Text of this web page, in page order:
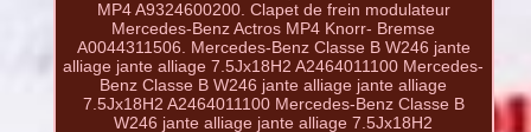
MP4 A9324600200. Clapet de frein modulateur
Mercedes-Benz Actros MP4 Knorr- Bremse
A0044311506. Mercedes-Benz Classe B W246 jante
alliage jante alliage 7.5Jx18H2 A2464011100 Mercedes-
Benz Classe B W246 jante alliage jante alliage
7.5Jx18H2 A2464011100 Mercedes-Benz Classe B
W246 jante alliage jante alliage 7.5Jx18H2